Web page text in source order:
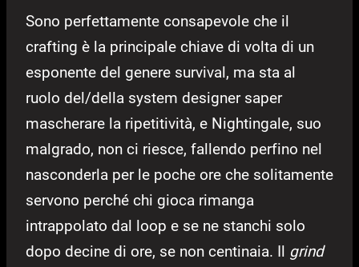
Sono perfettamente consapevole che il
crafting è la principale chiave di volta di un
esponente del genere survival, ma sta al
ruolo del/della system designer saper
mascherare la ripetitività, e Nightingale, suo
malgrado, non ci riesce, fallendo perfino nel
nasconderla per le poche ore che solitamente
servono perché chi gioca rimanga
intrappolato dal loop e se ne stanchi solo
dopo decine di ore, se non centinaia. Il grind